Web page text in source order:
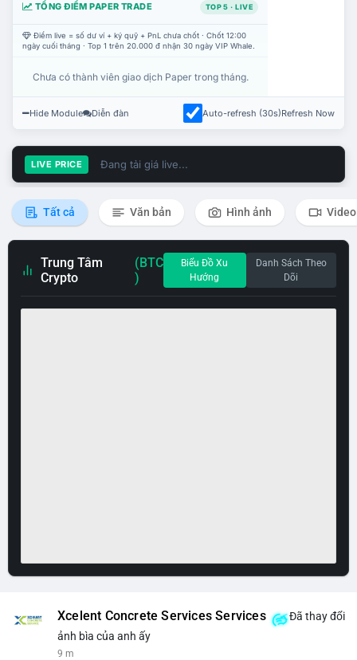
TỔNG ĐIỂM PAPER TRADE TOP 5 · LIVE
Điểm live = số dư ví + ký quỹ + PnL chưa chốt · Chốt 12:00
ngày cuối tháng · Top 1 trên 20.000 đ nhận 30 ngày VIP Whale.
Chưa có thành viên giao dịch Paper trong tháng.
Hide Module Diễn đàn Auto-refresh (30s)Refresh Now
LIVE PRICE Đang tải giá live...
Tất cả Văn bản Hình ảnh Video
Trung Tâm
Crypto
(BTC
)
Biểu Đồ Xu
Hướng
Danh Sách Theo
Dõi
Xcelent Concrete Services Services
Đã thay đổi
ảnh bìa của anh ấy
9 m